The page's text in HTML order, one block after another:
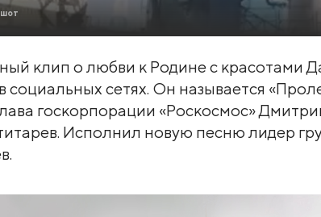
клип о любви к Родине с красотами
социальных сетях. Он называется
госкорпорации «Роскосмос»
Исполнил новую песню лидер